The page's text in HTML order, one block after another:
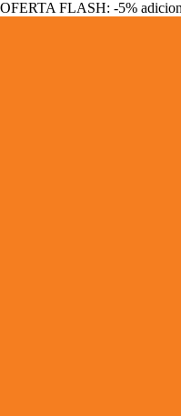
OFERTA FLASH: -5%